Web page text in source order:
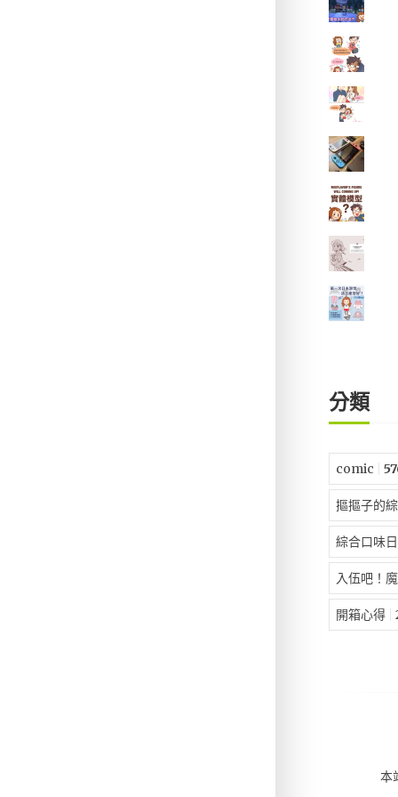
分類
comic
摳摳子的
綜合口味
入伍吧！
開箱心得
本